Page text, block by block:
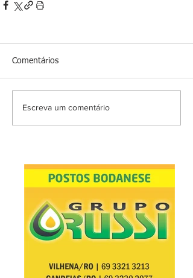
Comentários
Escreva um comentário